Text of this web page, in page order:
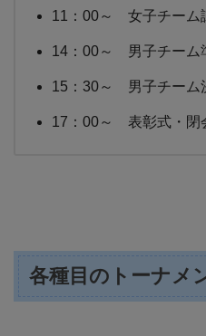
11：00～ 女子チーム
14：00～ 男子チーム
15：30～ 男子チーム
17：00～ 表彰式・閉
各種目のトーナメ